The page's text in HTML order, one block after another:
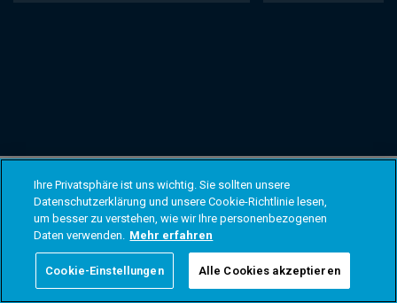
Ihre Privatsphäre ist uns wichtig. Sie sollten unsere
Datenschutzerklärung und unsere Cookie-Richtlinie lesen,
um besser zu verstehen, wie wir Ihre personenbezogenen
Daten verwenden. Mehr erfahren
Cookie-Einstellungen Alle Cookies akzeptieren